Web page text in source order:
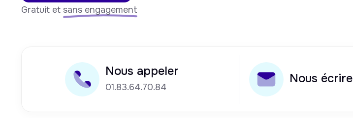
Gratuit et sans engagement
Nous appeler
01.83.64.70.84
Nous écrire